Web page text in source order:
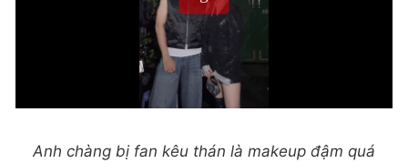
Anh chàng bị fan kêu thán là makeup đậm quá